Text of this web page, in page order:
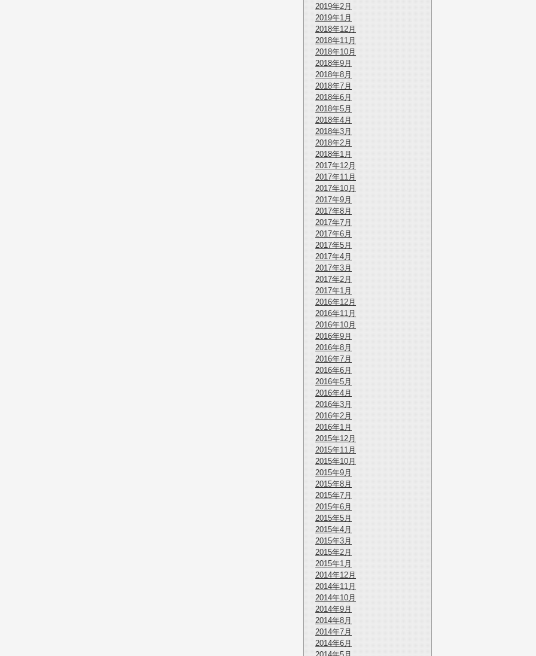
2019年2月
2019年1月
2018年12月
2018年11月
2018年10月
2018年9月
2018年8月
2018年7月
2018年6月
2018年5月
2018年4月
2018年3月
2018年2月
2018年1月
2017年12月
2017年11月
2017年10月
2017年9月
2017年8月
2017年7月
2017年6月
2017年5月
2017年4月
2017年3月
2017年2月
2017年1月
2016年12月
2016年11月
2016年10月
2016年9月
2016年8月
2016年7月
2016年6月
2016年5月
2016年4月
2016年3月
2016年2月
2016年1月
2015年12月
2015年11月
2015年10月
2015年9月
2015年8月
2015年7月
2015年6月
2015年5月
2015年4月
2015年3月
2015年2月
2015年1月
2014年12月
2014年11月
2014年10月
2014年9月
2014年8月
2014年7月
2014年6月